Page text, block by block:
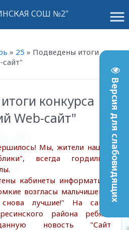
Версия для слабовидящих
menu
СОШ №2"
» 25 » Подведены итоги
конкурса
Web-сайт"
Мы, жители нашей
всегда гордились
кабинеты информатики
возгласы мальчишек и
лучшие!" На сайте
района ребята
новость "Сайт